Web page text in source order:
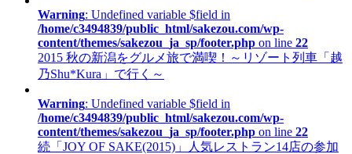
Warning: Undefined variable $field in
/home/c3494839/public_html/sakezou.com/wp-
content/themes/sakezou_ja_sp/footer.php on line 22
2015 秋の新潟をグルメ旅で満喫！～リゾート列車「越
乃Shu*Kura」で行く～
Warning: Undefined variable $field in
/home/c3494839/public_html/sakezou.com/wp-
content/themes/sakezou_ja_sp/footer.php on line 22
続「JOY OF SAKE(2015)」人気レストラン14店の参加